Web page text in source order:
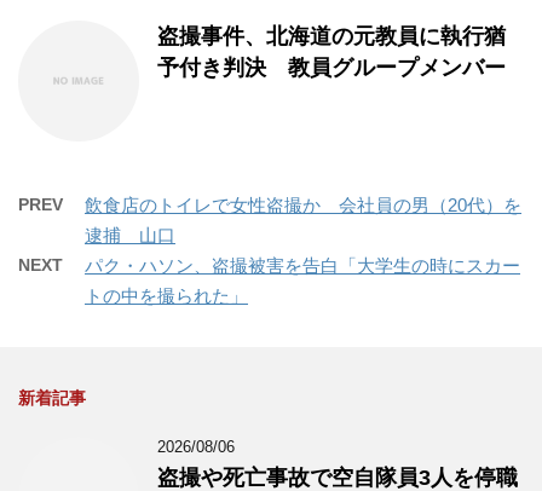
盗撮事件、北海道の元教員に執行猶
予付き判決 教員グループメンバー
PREV
飲食店のトイレで女性盗撮か 会社員の男（20代）を
逮捕 山口
NEXT
パク・ハソン、盗撮被害を告白「大学生の時にスカー
トの中を撮られた」
新着記事
2026/08/06
盗撮や死亡事故で空自隊員3人を停職